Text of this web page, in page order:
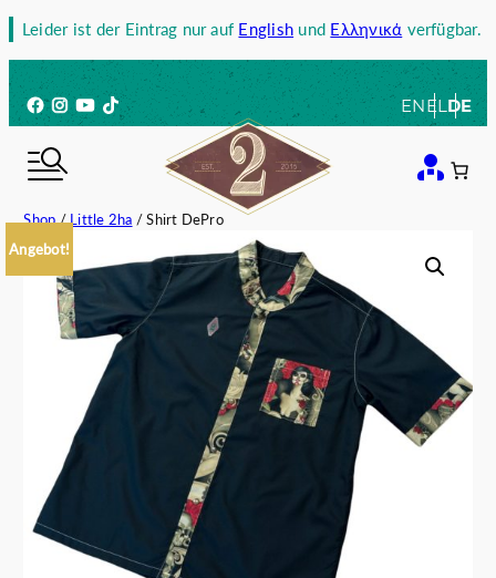
Zum
springen
Leider ist der Eintrag nur auf English und Ελληνικά verfügbar.
Facebook
Instagram
YouTube
TikTok ENEL DE
Shop/Little 2ha / Shirt DePro
Angebot!